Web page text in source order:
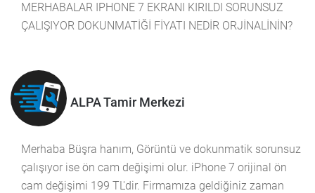
MERHABALAR IPHONE 7 EKRANI KIRILDI SORUNSUZ
ÇALIŞIYOR DOKUNMATİĞİ FİYATI NEDİR ORJİNALİNİN?
ALPA Tamir Merkezi
Merhaba Büşra hanım, Görüntü ve dokunmatik sorunsuz
çalışıyor ise ön cam değişimi olur. iPhone 7 orijinal ön
cam değişimi 199 TL'dir. Firmamıza geldiğiniz zaman